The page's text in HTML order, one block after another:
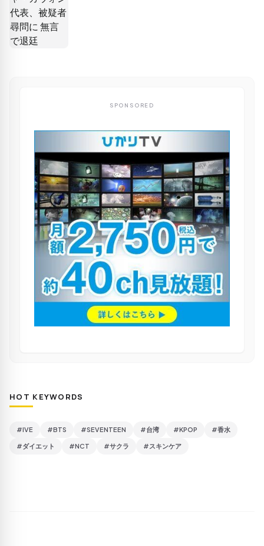
SPONSORED
HOT KEYWORDS
#IVE #BTS #SEVENTEEN #台湾 #KPOP #香水
#ダイエット #NCT #サクラ #スキンケア